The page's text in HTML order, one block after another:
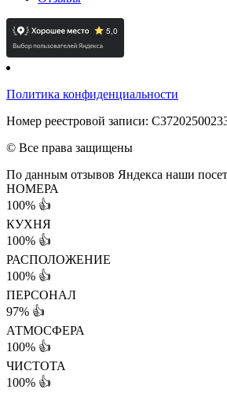
Политика конфиденциальности
Номер реестровой записи:
© Все права защищены
По данным отзывов Яндекса наши
НОМЕРА
100% 👍
КУХНЯ
100% 👍
РАСПОЛОЖЕНИЕ
100% 👍
ПЕРСОНАЛ
97% 👍
АТМОСФЕРА
100% 👍
ЧИСТОТА
100% 👍